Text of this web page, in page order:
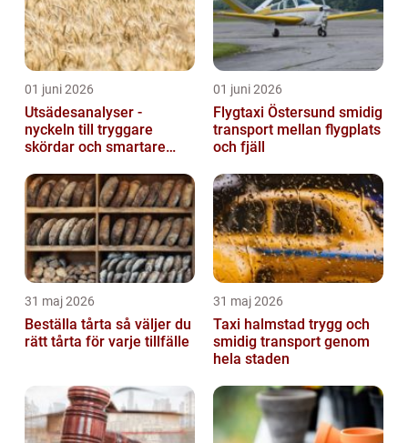
01 juni 2026
Utsädesanalyser -
nyckeln till tryggare
skördar och smartare
01 juni 2026
Flygtaxi Östersund smidig
transport mellan flygplats
och fjäll
31 maj 2026
Beställa tårta så väljer du
rätt tårta för varje tillfälle
31 maj 2026
Taxi halmstad trygg och
smidig transport genom
hela staden